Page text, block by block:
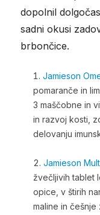
dopolnil
sadni okusi
brbončice.
Jamieson
pomaranče in
3 maščobne in
in razvoj kosti,
delovanju
Jamieson
žvečljivih tablet
opice, v štirih
maline in